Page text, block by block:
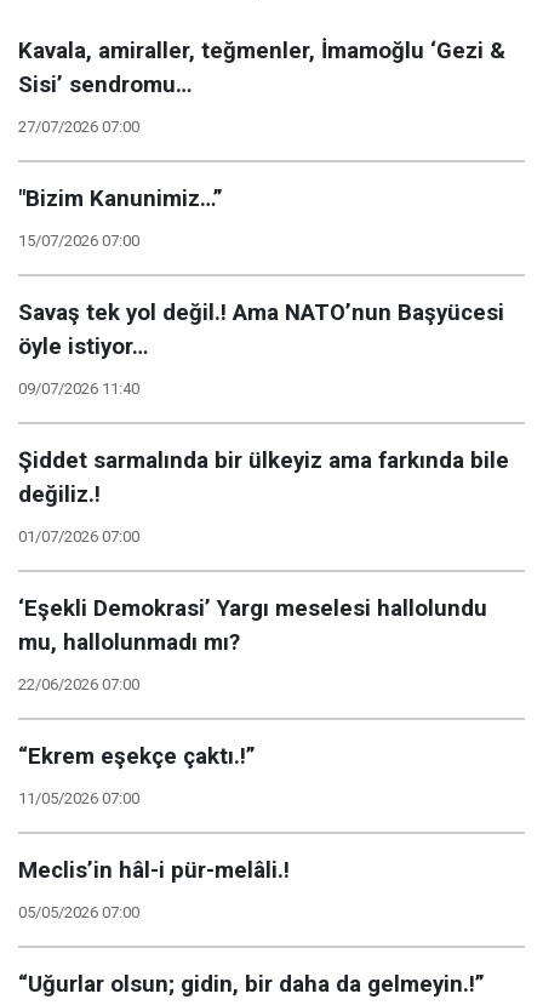
Kavala, amiraller, teğmenler, İmamoğlu ‘Gezi &
Sisi’ sendromu…
27/07/2026 07:00
"Bizim Kanunimiz…”
15/07/2026 07:00
Savaş tek yol değil.! Ama NATO’nun Başyücesi
öyle istiyor…
09/07/2026 11:40
Şiddet sarmalında bir ülkeyiz ama farkında bile
değiliz.!
01/07/2026 07:00
‘Eşekli Demokrasi’ Yargı meselesi hallolundu
mu, hallolunmadı mı?
22/06/2026 07:00
“Ekrem eşekçe çaktı.!”
11/05/2026 07:00
Meclis’in hâl-i pür-melâli.!
05/05/2026 07:00
“Uğurlar olsun; gidin, bir daha da gelmeyin.!”